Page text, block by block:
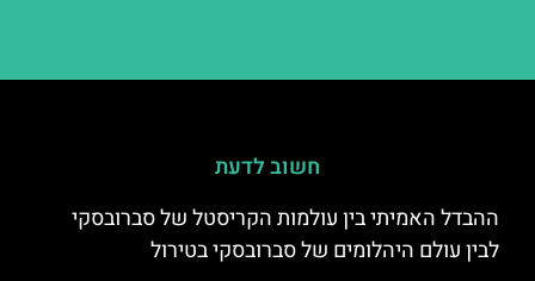
חשוב לדעת
ההבדל האמיתי בין עולמות הקריסטל של סברובסקי
לבין עולם היהלומים של סברובסקי בטירול